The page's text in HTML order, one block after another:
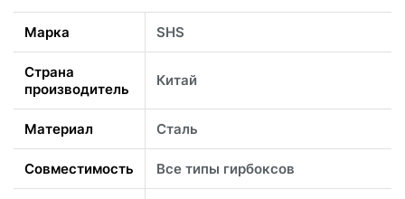
Марка SHS
Страна
производитель
Китай
Материал Сталь
Совместимость Все типы гирбоксов